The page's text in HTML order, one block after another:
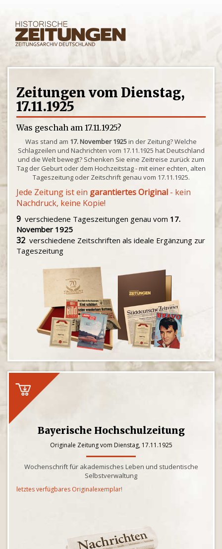
Zeitungen vom Dienstag,
17.11.1925
Was geschah am 17.11.1925?
Was stand am 17. November 1925in der Zeitung? Welche
Schlagzeilen und Nachrichten vom 17.11.1925 hat Deutschland
und die Welt bewegt? Schenken Sie eine Zeitreise zurück zum
Tag der Geburt oder dem Hochzeitstag - mit einer echten, alten
Tageszeitung oder Zeitschrift genau vom 17.11.1925.
Jede Zeitung ist ein garantiertes Original - kein
Nachdruck, keine Kopie!
9 verschiedene Tageszeitungen genau vom 17.
November 1925
32 verschiedene Zeitschriften als ideale Ergänzung zur
Tageszeitung
Bayerische Hochschulzeitung
Originale Zeitung vom Dienstag, 17.11.1925
Wochenschrift für akademisches Leben und studentische
Selbstverwaltung
letztes verfügbares Originalexemplar!